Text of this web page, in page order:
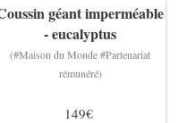
géant imperméable
- eucalyptus
(#Maison du Monde #Partenariat
rémunéré)
149€